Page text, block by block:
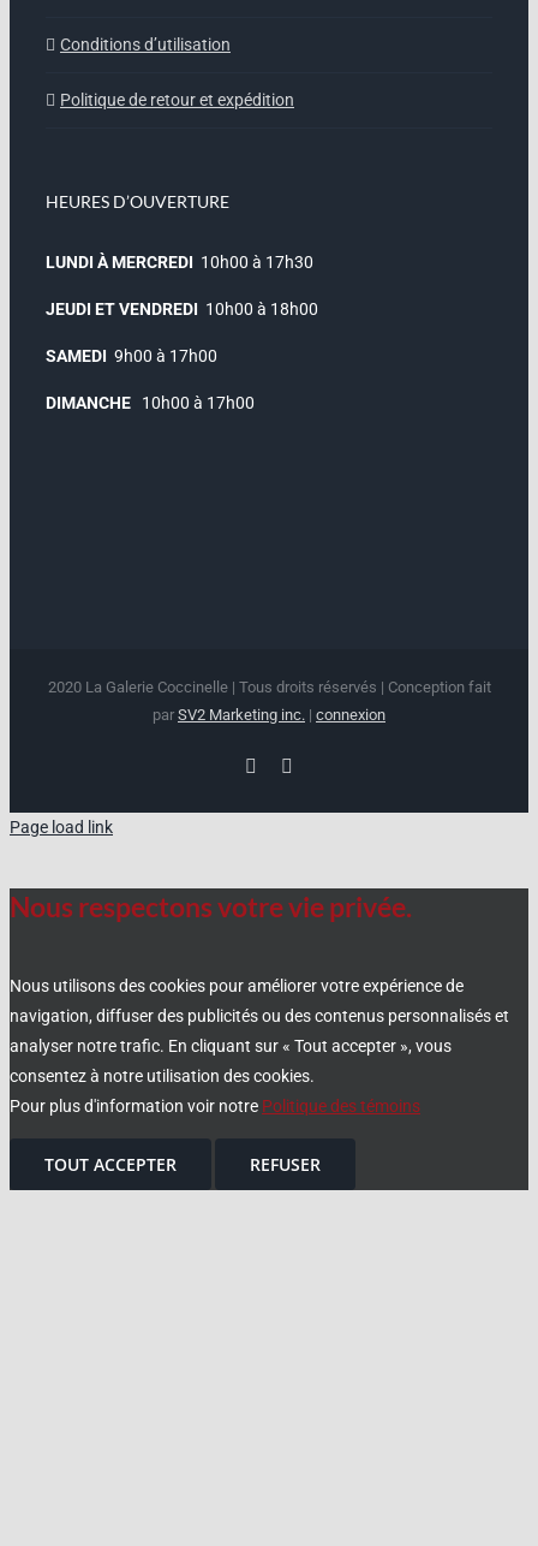
Conditions d’utilisation
Politique de retour et expédition
HEURES D’OUVERTURE
LUNDI À MERCREDI 10h00 à 17h30
JEUDI ET VENDREDI 10h00 à 18h00
SAMEDI 9h00 à 17h00
DIMANCHE 10h00 à 17h00
2020 La Galerie Coccinelle | Tous droits réservés | Conception fait
par SV2 Marketing inc. | connexion
Facebook
Page load link
Nous respectons votre vie privée.
Nous utilisons des cookies pour améliorer votre expérience de
navigation, diffuser des publicités ou des contenus personnalisés et
analyser notre trafic. En cliquant sur « Tout accepter », vous
consentez à notre utilisation des cookies.
Pour plus d'information voir notre Politique des témoins
TOUT ACCEPTER REFUSER